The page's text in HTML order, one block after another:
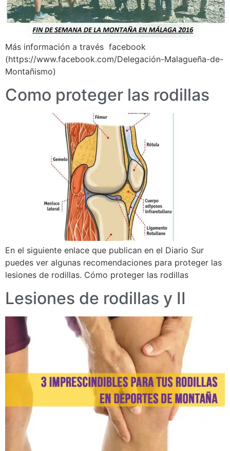
Más información a través facebook
(https://www.facebook.com/Delegación-Malagueña-de-
Montañismo)
Como proteger las rodillas
En el siguiente enlace que publican en el Diario Sur
puedes ver algunas recomendaciones para proteger las
lesiones de rodillas. Cómo proteger las rodillas
Lesiones de rodillas y II